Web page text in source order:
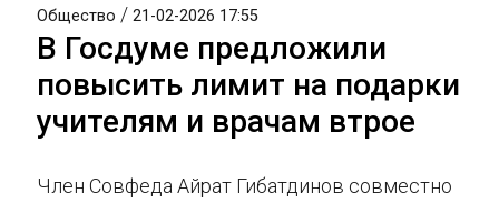
Общество / 21-02-2026 17:55
В Госдуме предложили
повысить лимит на подарки
учителям и врачам втрое
Член Совфеда Айрат Гибатдинов совместно